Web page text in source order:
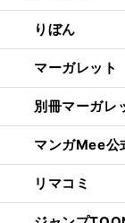
りぼん
マーガレット
別冊マーガレ
マンガMee公
リマコミ